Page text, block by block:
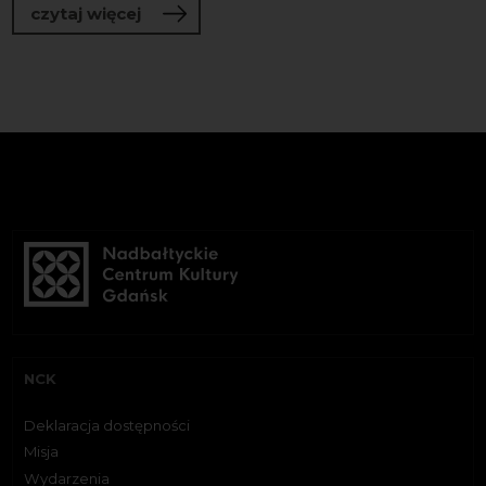
czytaj więcej o Kurs tematyczny - SZTUKA O
NCK
Deklaracja dostępności
Misja
Wydarzenia